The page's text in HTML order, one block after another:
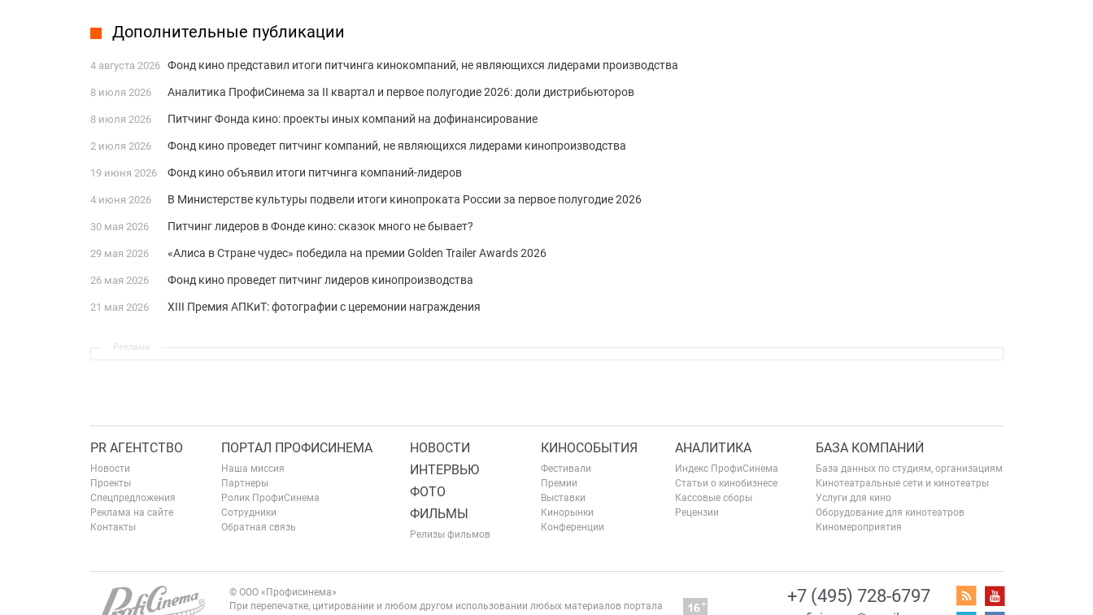
Дополнительные публикации
4 августа 2026 Фонд кино представил итоги питчинга кинокомпаний, не являющихся лидерами производства
8 июля 2026 Аналитика ПрофиСинема за II квартал и первое полугодие 2026: доли дистрибьюторов
8 июля 2026 Питчинг Фонда кино: проекты иных компаний на дофинансирование
2 июля 2026 Фонд кино проведет питчинг компаний, не являющихся лидерами кинопроизводства
19 июня 2026 Фонд кино объявил итоги питчинга компаний-лидеров
4 июня 2026 В Министерстве культуры подвели итоги кинопроката России за первое полугодие 2026
30 мая 2026 Питчинг лидеров в Фонде кино: сказок много не бывает?
29 мая 2026 «Алиса в Стране чудес» победила на премии Golden Trailer Awards 2026
26 мая 2026 Фонд кино проведет питчинг лидеров кинопроизводства
21 мая 2026 XIII Премия АПКиТ: фотографии с церемонии награждения
Реклама
PR АГЕНТСТВО
Новости
Проекты
Спецпредложения
Реклама на сайте
Контакты
ПОРТАЛ ПРОФИСИНЕМА
Наша миссия
Партнеры
Ролик ПрофиСинема
Сотрудники
Обратная связь
НОВОСТИ
ИНТЕРВЬЮ
ФОТО
ФИЛЬМЫ
Релизы фильмов
КИНОСОБЫТИЯ
Фестивали
Премии
Выставки
Кинорынки
Конференции
АНАЛИТИКА
Индекс ПрофиСинема
Статьи о кинобизнесе
Кассовые сборы
Рецензии
БАЗА КОМПАНИЙ
База данных по студиям, организациям
Кинотеатральные сети и кинотеатры
Услуги для кино
Оборудование для кинотеатров
Киномероприятия
+7 (495) 728-6797
© ООО «Профисинема»
При перепечатке, цитировании и любом другом использовании любых материалов портала